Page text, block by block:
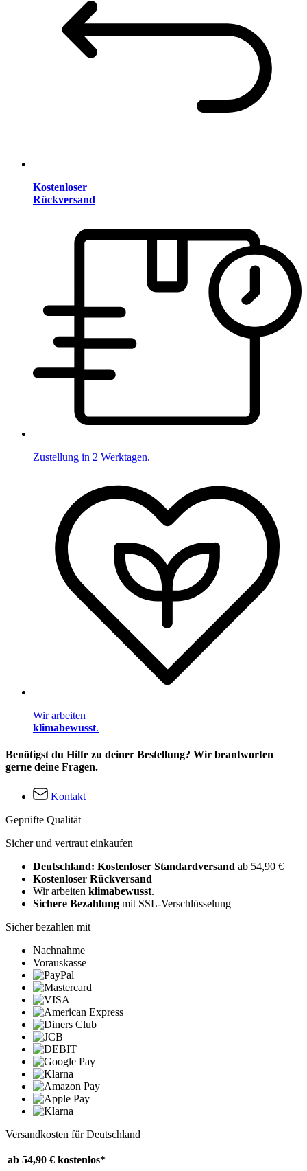
Kostenloser
Rückversand
Zustellung in 2 Werktagen.
Wir arbeiten
klimabewusst.
Benötigst du Hilfe zu deiner Bestellung? Wir beantworten
gerne deine Fragen.
Kontakt
Geprüfte Qualität
Sicher und vertraut einkaufen
Deutschland: Kostenloser Standardversand ab 54,90 €
Kostenloser Rückversand
Wir arbeiten klimabewusst.
Sichere Bezahlung mit SSL-Verschlüsselung
Sicher bezahlen mit
Nachnahme
Vorauskasse
Versandkosten für Deutschland
ab 54,90 € kostenlos*